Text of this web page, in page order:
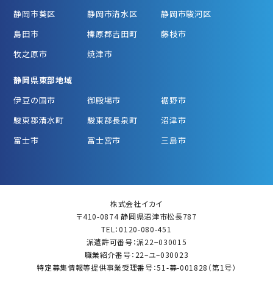
静岡市葵区
静岡市清水区
静岡市駿河区
島田市
榛原郡吉田町
藤枝市
牧之原市
焼津市
静岡県東部地域
伊豆の国市
御殿場市
裾野市
駿東郡清水町
駿東郡長泉町
沼津市
富士市
富士宮市 三島市
株式会社イカイ
〒410-0874 静岡県沼津市松長787
TEL：0120-080-451
派遣許可番号：派22−030015
職業紹介番号：22–ユ–030023
特定募集情報等提供事業受理番号：51-募-001828（第1号）